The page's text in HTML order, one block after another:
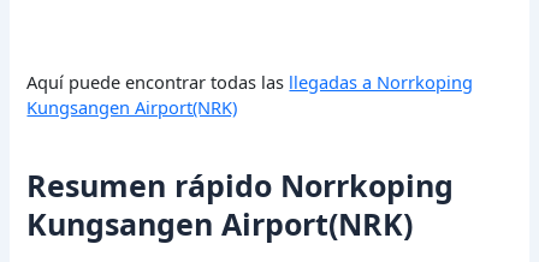
Aquí puede encontrar todas las llegadas a Norrkoping
Kungsangen Airport(NRK)
Resumen rápido Norrkoping
Kungsangen Airport(NRK)